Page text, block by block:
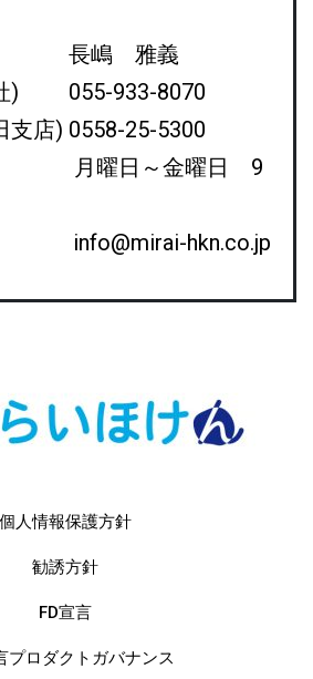
) 長嶋 雅義
社) 055-933-8070
支店) 0558-25-5300
月曜日～金曜日 9
hkn.co.jp
個人情報保護方針
勧誘方針
FD宣言
プロダクトガバナンス